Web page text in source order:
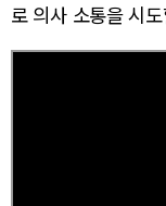
로 의사 소통을 시